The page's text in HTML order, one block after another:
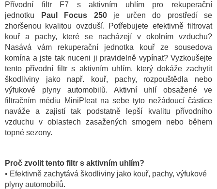
Přívodní filtr F7 s aktivním uhlím pro rekuperační
jednotku
Paul Focus 250je určen do prostředí se
zhoršenou kvalitou ovzduší.
Potřebujete efektivně filtrovat
kouř a pachy, které se nacházejí v okolním vzduchu?
Nasává vám rekuperační jednotka kouř ze sousedova
komína a jste tak nuceni ji pravidelně vypínat? Vyzkoušejte
tento přívodní filtr s aktivním uhlím, který dokáže zachytit
škodliviny jako např. kouř, pachy, rozpouštědla nebo
výfukové plyny automobilů. Aktivní uhlí obsažené ve
filtračním médiu MiniPleat na sebe tyto nežádoucí částice
naváže a zajistí tak podstatně lepší kvalitu přívodního
vzduchu v oblastech zasažených smogem nebo během
topné sezony.
Proč zvolit tento filtr s aktivním uhlím?
• Efektivně zachytává škodliviny jako kouř, pachy, výfukové
plyny automobilů.